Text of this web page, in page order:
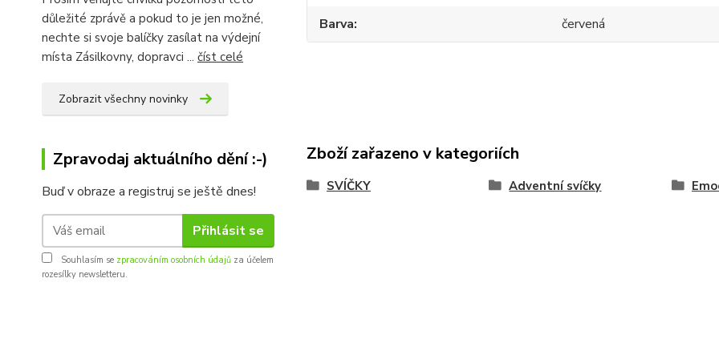
důležité zprávě a pokud to je jen možné,
nechte si svoje balíčky zasílat na výdejní
místa Zásilkovny, dopravci ... číst celé
Zobrazit všechny novinky
Zpravodaj aktuálního dění :-)
Buď v obraze a registruj se ještě dnes!
Přihlásit se
Souhlasím se zpracováním osobních údajů za účelem
rozesílky newsletteru.
Barva červená
Zboží zařazeno v kategoriích
SVÍČKY Adventní svíčky